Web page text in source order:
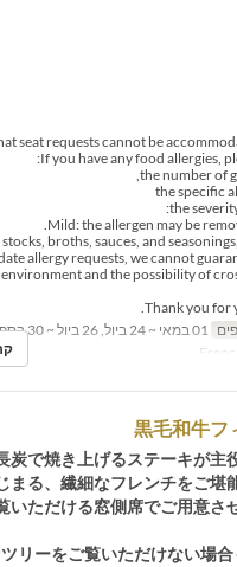
Mild: the allergen may be
broths, sauces, and
allergy requests, we cannot
and the possibility of
Thank you for
黒毛和牛フ
で焼き上げるステーキが主役
る、繊細なフレンチをご堪能
ただける窓側席でご用意さ